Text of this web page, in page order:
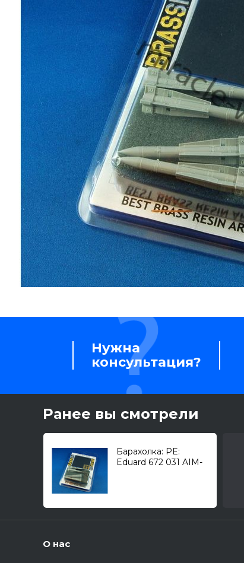
Нужна
консультация?
Ранее вы смотрели
Барахолка: PE:
Eduard 672 031 AIM-
О нас